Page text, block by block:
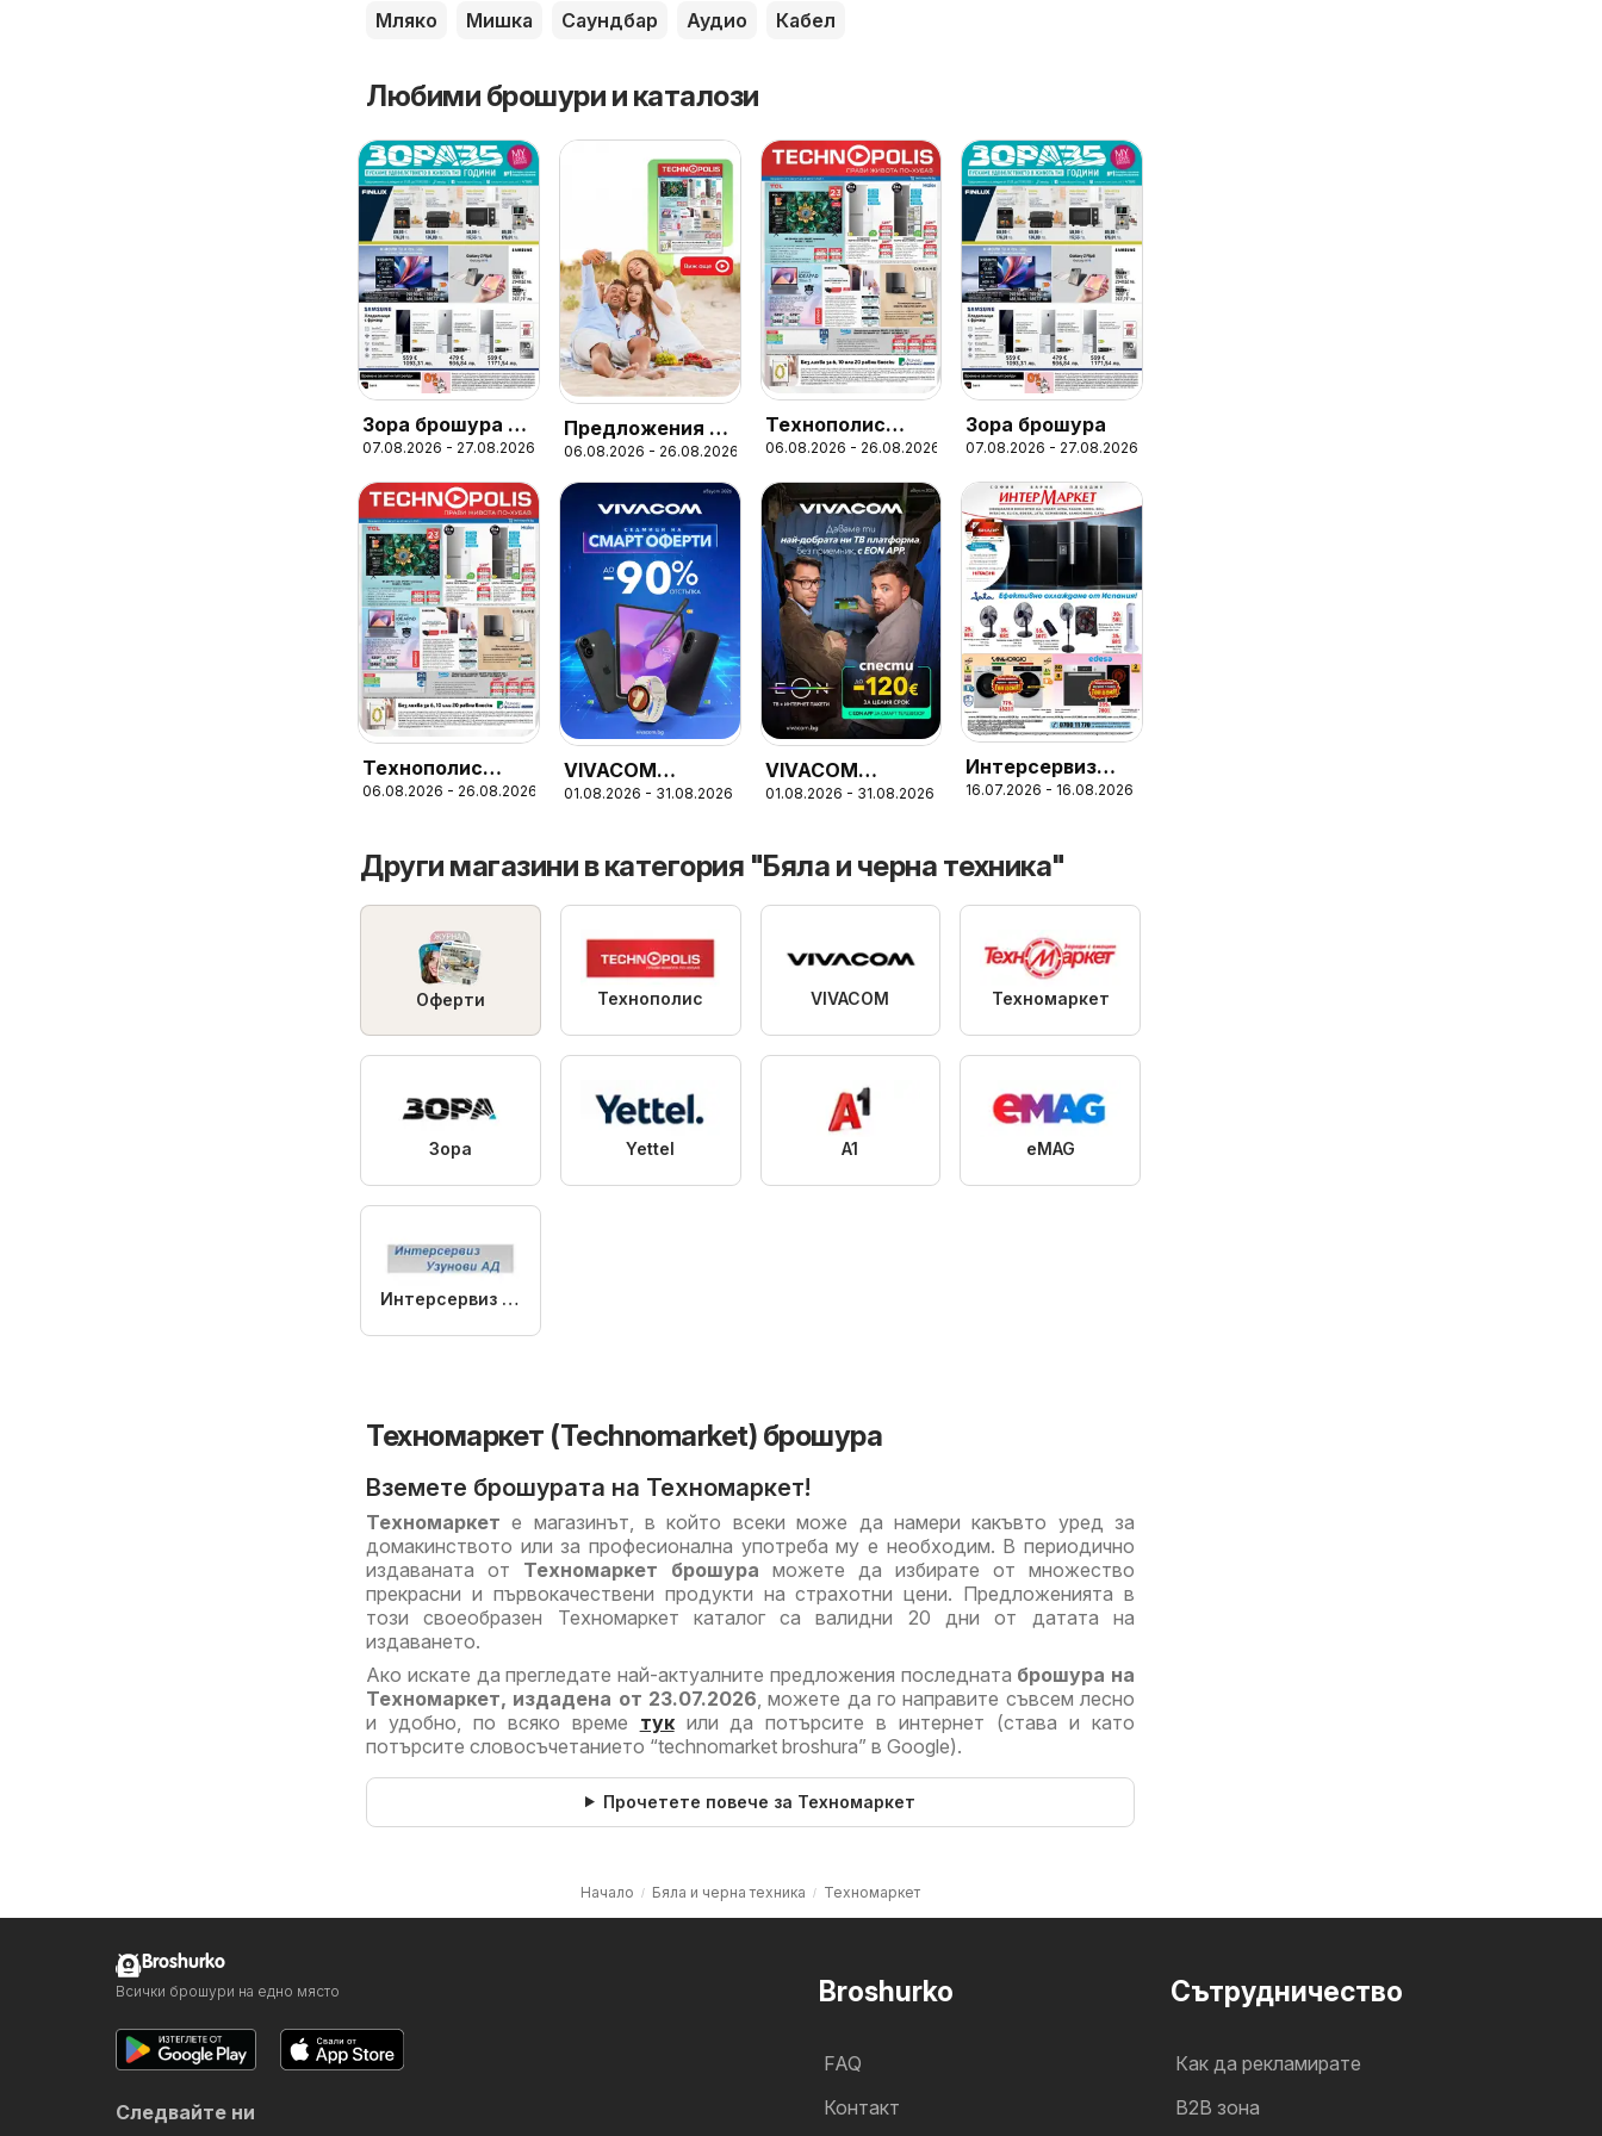
Мляко
Мишка Саундбар Аудио Кабел
Любими брошури и каталози
Зора брошура -
Предложения
07.08.2026 - 27.08.2026
Предложения от
Технополис с
валидност до
26.08.2026
06.08.2026 - 26.08.2026
Технополис
брошура -
Предложения
06.08.2026 - 26.08.2026
Зора брошура
07.08.2026 - 27.08.2026
Технополис
брошура
06.08.2026 - 26.08.2026
VIVACOM
брошура
01.08.2026 - 31.08.2026
VIVACOM
брошура - Eon
01.08.2026 - 31.08.2026
Интерсервиз
Узунови
16.07.2026 - 16.08.2026
Други магазини в категория "Бяла и черна техника"
Оферти Технополис VIVACOM Техномаркет
Зора Yettel A1 eMAG
Интерсервиз Узунови
Техномаркет (Technomarket) брошура
Вземете брошурата на Техномаркет!
Техномаркет е магазинът, в който всеки може да намери какъвто уред за
домакинството или за професионална употреба му е необходим. В периодично
издаваната от Техномаркет брошура можете да избирате от множество
прекрасни и първокачествени продукти на страхотни цени. Предложенията в
този своеобразен Техномаркет каталог са валидни 20 дни от датата на
издаването.
Ако искате да прегледате най-актуалните предложения последната брошура на
Техномаркет, издадена от 23.07.2026 , можете да го направите съвсем лесно
и удобно, по всяко време тукили да потърсите в интернет (става и като
потърсите словосъчетанието “technomarket broshura” в Google).
Прочетете повече за Техномаркет
Начало Бяла и черна техника Техномаркет
Broshurko
FAQ
Контакт
Cътрудничество
Как да рекламирате
B2B зона
Broshurko
Всички брошури на едно място
Следвайте ни